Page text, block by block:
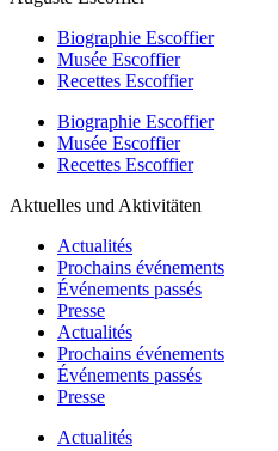
Biographie Escoffier
Musée Escoffier
Recettes Escoffier
Biographie Escoffier
Musée Escoffier
Recettes Escoffier
Aktuelles und Aktivitäten
Actualités
Prochains événements
Événements passés
Presse
Actualités
Prochains événements
Événements passés
Presse
Actualités